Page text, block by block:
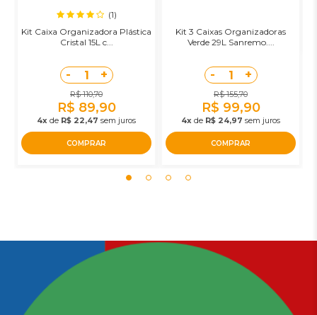
(1)
Kit Caixa Organizadora Plástica
Cristal 15L c...
- 1 +
R$ 110,70
R$ 89,90
4x de R$ 22,47 sem juros
COMPRAR
Kit 3 Caixas Organizadoras
Verde 29L Sanremo....
- 1 +
R$ 155,70
R$ 99,90
4x de R$ 24,97 sem juros
COMPRAR